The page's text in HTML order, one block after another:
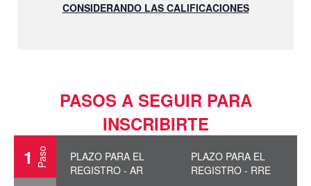
CONSIDERANDO LAS CALIFICACIONES
PASOS A SEGUIR PARA
INSCRIBIRTE
1 Paso
PLAZO PARA EL
REGISTRO - AR
PLAZO PARA EL
REGISTRO - RRE